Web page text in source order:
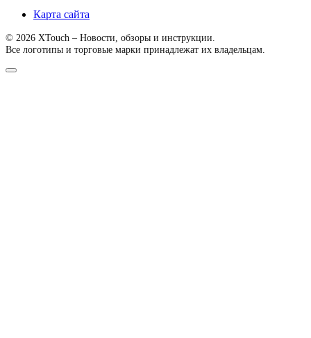
Карта сайта
© 2026 XTouch – Новости, обзоры и инструкции.
Все логотипы и торговые марки принадлежат их владельцам.